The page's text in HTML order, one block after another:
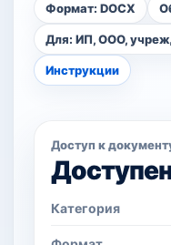
Формат: DOCX
Для: ИП, ООО,
Инструкции
Доступ к
Категория